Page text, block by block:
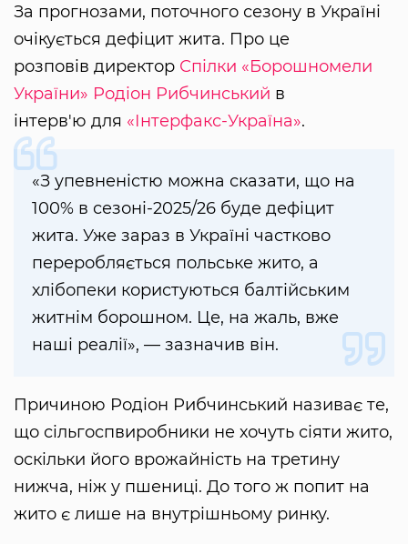
За прогнозами, поточного сезону в Україні
очікується дефіцит жита. Про це
розповів директор Спілки «Борошномели
України» Родіон Рибчинський в
інтерв'ю для «Інтерфакс-Україна».
«З упевненістю можна сказати, що на
100% в сезоні-2025/26 буде дефіцит
жита. Уже зараз в Україні частково
переробляється польське жито, а
хлібопеки користуються балтійським
житнім борошном. Це, на жаль, вже
наші реалії», — зазначив він.
Причиною Родіон Рибчинський називає те,
що сільгоспвиробники не хочуть сіяти жито,
оскільки його врожайність на третину
нижча, ніж у пшениці. До того ж попит на
жито є лише на внутрішньому ринку.